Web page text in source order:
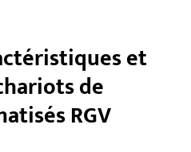
et
de
RGV